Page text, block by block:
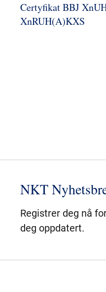
Certyfikat BBJ
XnRUH(A)KXS
NKT
Registrer deg nå
deg oppdatert.